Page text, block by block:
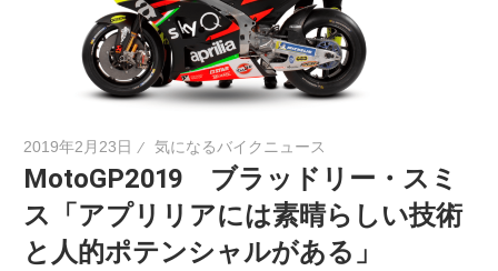
2019年2月23日 気になるバイクニュース
MotoGP2019 ブラッドリー・スミ
ス「アプリリアには素晴らしい技術
と人的ポテンシャルがある」